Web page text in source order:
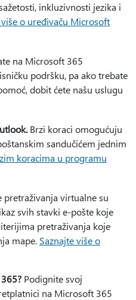
inkluzivnosti jezika i
više o uređivaču Microsoft
na Microsoft 365
podršku, pa ako trebate
dobit ćete našu uslugu
Brzi koraci omogućuju
sandučićem jednim
koracima u programu
pretraživanja virtualne su
svih stavki e-pošte koje
pretraživanja koje
mape. Saznajte više o
Podignite svoj
na Microsoft 365